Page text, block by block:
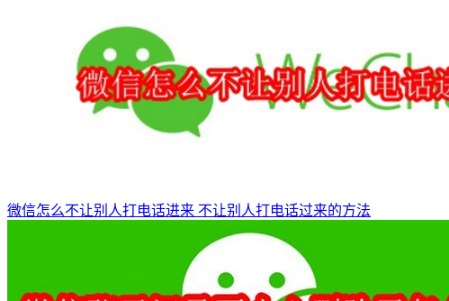
微信怎么不让别人打电话进来 不让别人打电话过来的方法